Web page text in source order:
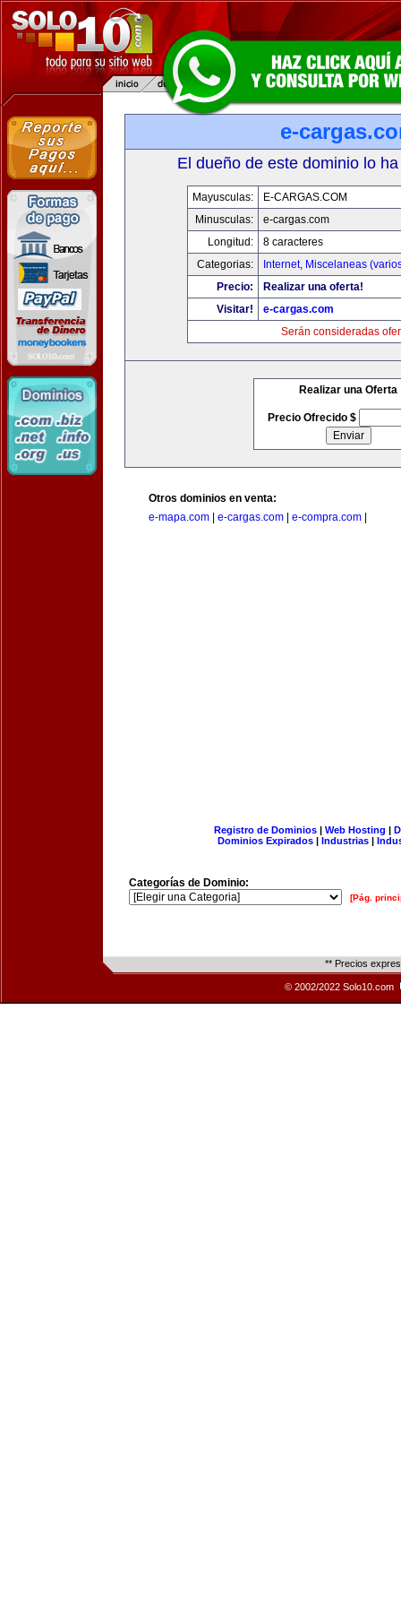
e-
El dueño de este dominio lo
Mayusculas:
E-CARGAS.COM
Minusculas:
e-cargas.com
Longitud:
8 caracteres
Categorias:
Internet, Miscelaneas
Precio:
Realizar una oferta!
Visitar!
e-cargas.com
Serán consideradas
Realizar una Oferta
Precio Ofrecido $
Otros dominios en venta:
e-mapa.com
e-cargas.com e-compra.com
Registro de Dominios| Web Hosting |
Dominios Expirados | Industrias |
Categorías de Dominio:
[Pág.
** Precios
© 2002/2022 Solo10.com